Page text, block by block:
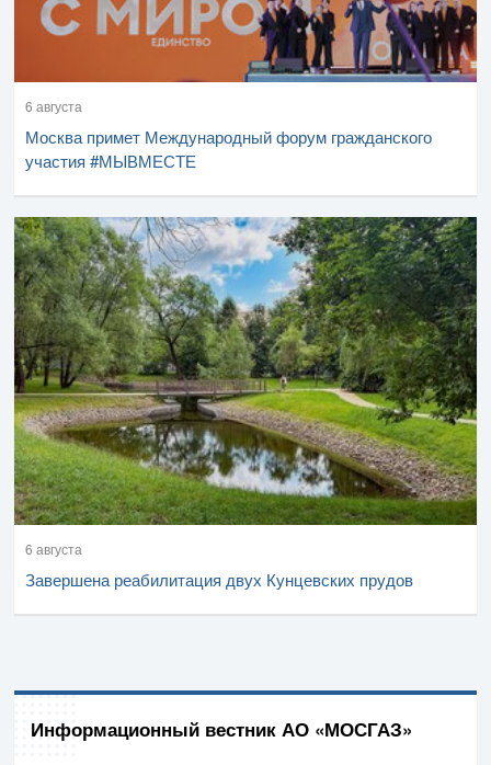
6 августа
Москва примет Международный форум гражданского
участия #МЫВМЕСТЕ
6 августа
Завершена реабилитация двух Кунцевских прудов
Информационный вестник АО «МОСГАЗ»